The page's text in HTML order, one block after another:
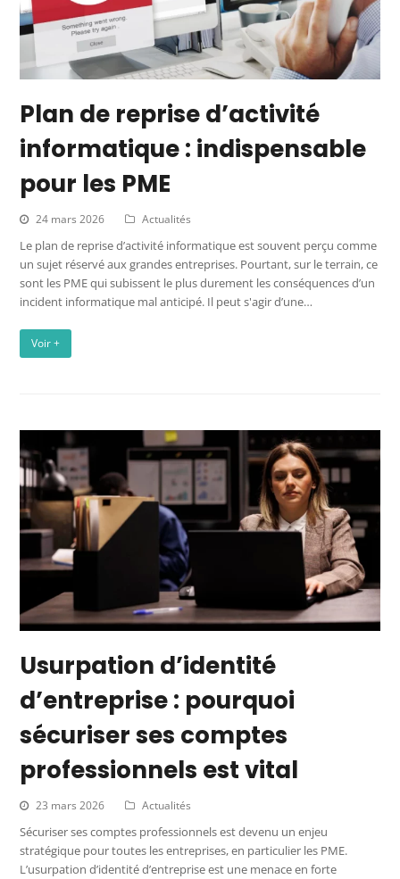
Plan de reprise d’activité
informatique : indispensable
pour les PME
24 mars 2026 Actualités
Le plan de reprise d’activité informatique est souvent perçu comme
un sujet réservé aux grandes entreprises. Pourtant, sur le terrain, ce
sont les PME qui subissent le plus durement les conséquences d’un
incident informatique mal anticipé. Il peut s'agir d’une…
Voir +
Usurpation d’identité
d’entreprise : pourquoi
sécuriser ses comptes
professionnels est vital
23 mars 2026 Actualités
Sécuriser ses comptes professionnels est devenu un enjeu
stratégique pour toutes les entreprises, en particulier les PME.
L’usurpation d’identité d’entreprise est une menace en forte